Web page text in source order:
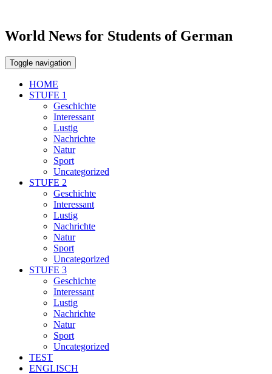
World News for Students of German
Toggle navigation
HOME
STUFE 1
Geschichte
Interessant
Lustig
Nachrichte
Natur
Sport
Uncategorized
STUFE 2
Geschichte
Interessant
Lustig
Nachrichte
Natur
Sport
Uncategorized
STUFE 3
Geschichte
Interessant
Lustig
Nachrichte
Natur
Sport
Uncategorized
TEST
ENGLISCH